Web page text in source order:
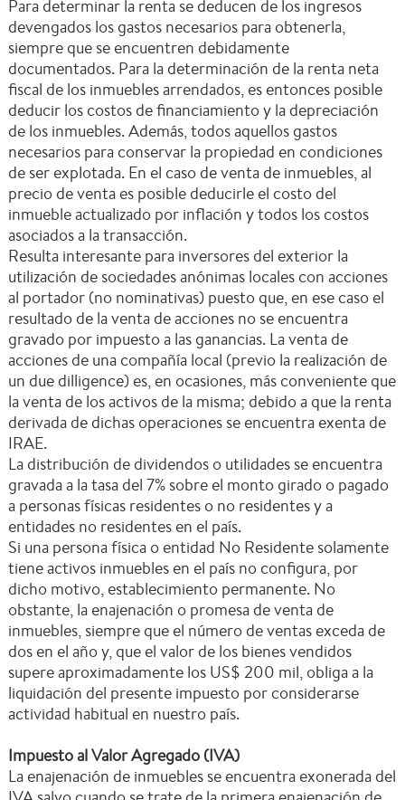
Para determinar la renta se deducen de los ingresos
devengados los gastos necesarios para obtenerla,
siempre que se encuentren debidamente
documentados. Para la determinación de la renta neta
fiscal de los inmuebles arrendados, es entonces posible
deducir los costos de financiamiento y la depreciación
de los inmuebles. Además, todos aquellos gastos
necesarios para conservar la propiedad en condiciones
de ser explotada. En el caso de venta de inmuebles, al
precio de venta es posible deducirle el costo del
inmueble actualizado por inflación y todos los costos
asociados a la transacción.
Resulta interesante para inversores del exterior la
utilización de sociedades anónimas locales con acciones
al portador (no nominativas) puesto que, en ese caso el
resultado de la venta de acciones no se encuentra
gravado por impuesto a las ganancias. La venta de
acciones de una compañía local (previo la realización de
un due dilligence) es, en ocasiones, más conveniente que
la venta de los activos de la misma; debido a que la renta
derivada de dichas operaciones se encuentra exenta de
IRAE.
La distribución de dividendos o utilidades se encuentra
gravada a la tasa del 7% sobre el monto girado o pagado
a personas físicas residentes o no residentes y a
entidades no residentes en el país.
Si una persona física o entidad No Residente solamente
tiene activos inmuebles en el país no configura, por
dicho motivo, establecimiento permanente. No
obstante, la enajenación o promesa de venta de
inmuebles, siempre que el número de ventas exceda de
dos en el año y, que el valor de los bienes vendidos
supere aproximadamente los US$ 200 mil, obliga a la
liquidación del presente impuesto por considerarse
actividad habitual en nuestro país.
Impuesto al Valor Agregado (IVA)
La enajenación de inmuebles se encuentra exonerada del